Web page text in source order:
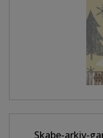
Skabe-arkiv-